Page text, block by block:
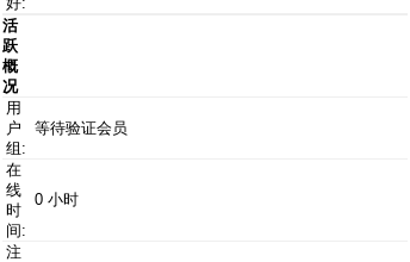
活
跃
概
况
用
户
组:
等待验证会员
在
线
时
间:
0 小时
注